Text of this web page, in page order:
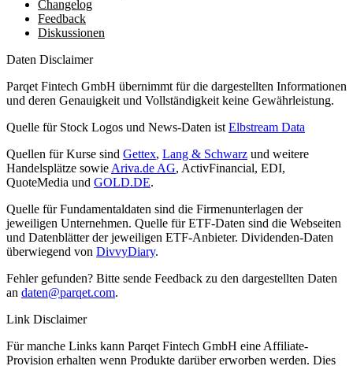
Changelog
Feedback
Diskussionen
Daten Disclaimer
Parqet Fintech GmbH übernimmt für die dargestellten Informationen
und deren Genauigkeit und Vollständigkeit keine Gewährleistung.
Quelle für Stock Logos und News-Daten ist Elbstream Data
Quellen für Kurse sind Gettex, Lang & Schwarz und weitere
Handelsplätze sowie Ariva.de AG, ActivFinancial, EDI,
QuoteMedia und GOLD.DE.
Quelle für Fundamentaldaten sind die Firmenunterlagen der
jeweiligen Unternehmen. Quelle für ETF-Daten sind die Webseiten
und Datenblätter der jeweiligen ETF-Anbieter. Dividenden-Daten
überwiegend von DivvyDiary.
Fehler gefunden? Bitte sende Feedback zu den dargestellten Daten
an daten@parqet.com.
Link Disclaimer
Für manche Links kann Parqet Fintech GmbH eine Affiliate-
Provision erhalten wenn Produkte darüber erworben werden. Dies